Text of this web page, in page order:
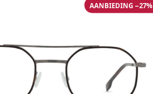
AANBIEDING −27%